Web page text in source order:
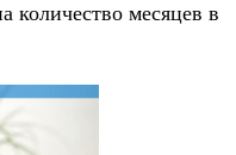
количество месяцев в